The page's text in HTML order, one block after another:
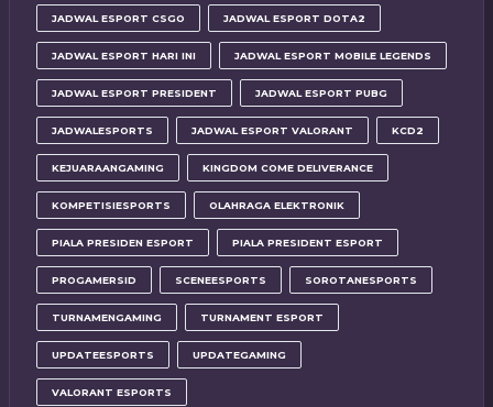
JADWAL ESPORT CSGO JADWAL ESPORT DOTA2
JADWAL ESPORT HARI INI JADWAL ESPORT MOBILE LEGENDS
JADWAL ESPORT PRESIDENT JADWAL ESPORT PUBG
JADWALESPORTS JADWAL ESPORT VALORANT KCD2
KEJUARAANGAMING KINGDOM COME DELIVERANCE
KOMPETISIESPORTS OLAHRAGA ELEKTRONIK
PIALA PRESIDEN ESPORT PIALA PRESIDENT ESPORT
PROGAMERSID SCENEESPORTS SOROTANESPORTS
TURNAMENGAMING TURNAMENT ESPORT
UPDATEESPORTS UPDATEGAMING
VALORANT ESPORTS